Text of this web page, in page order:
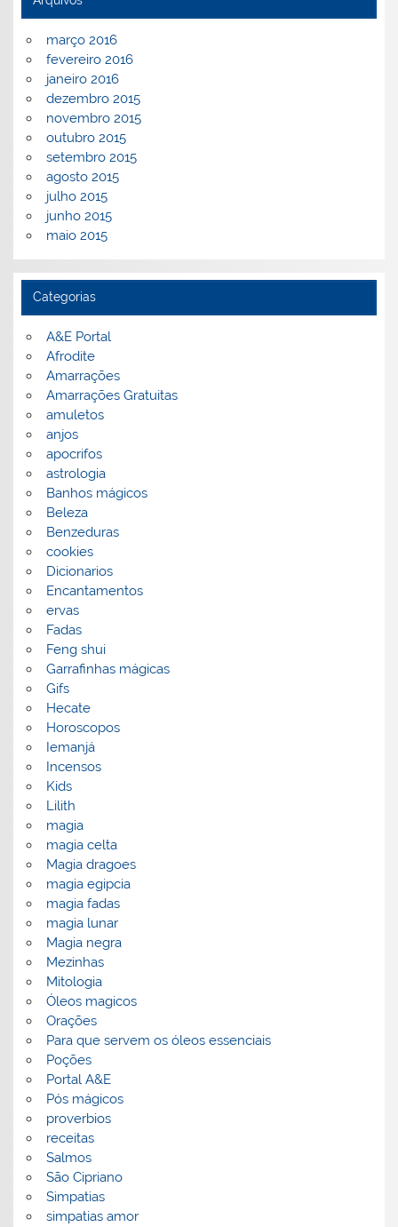
março 2016
fevereiro 2016
janeiro 2016
dezembro 2015
novembro 2015
outubro 2015
setembro 2015
agosto 2015
julho 2015
junho 2015
maio 2015
Categorias
A&E Portal
Afrodite
Amarrações
Amarrações Gratuitas
amuletos
anjos
apocrifos
astrologia
Banhos mágicos
Beleza
Benzeduras
cookies
Dicionarios
Encantamentos
ervas
Fadas
Feng shui
Garrafinhas mágicas
Gifs
Hecate
Horoscopos
Iemanjá
Incensos
Kids
Lilith
magia
magia celta
Magia dragoes
magia egipcia
magia fadas
magia lunar
Magia negra
Mezinhas
Mitologia
Óleos magicos
Orações
Para que servem os óleos essenciais
Poções
Portal A&E
Pós mágicos
proverbios
receitas
Salmos
São Cipriano
Simpatias
simpatias amor